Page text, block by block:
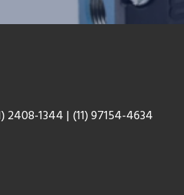
2408-1344 | (11) 97154-4634